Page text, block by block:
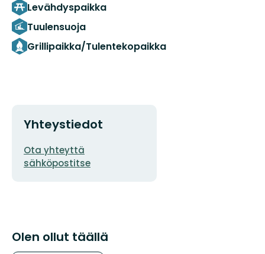
Levähdyspaikka
Tuulensuoja
Grillipaikka/Tulentekopaikka
Yhteystiedot
Sähköpostiosoite
Ota yhteyttä
sähköpostitse
Olen ollut täällä